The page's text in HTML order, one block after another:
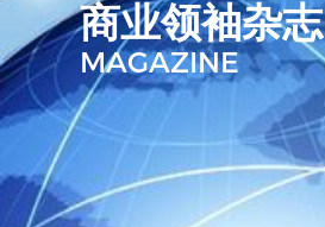
商业领袖杂志
MAGAZINE